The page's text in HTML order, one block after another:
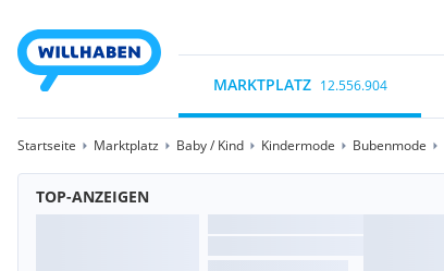
MARKTPLATZ 12.556.904
Startseite Marktplatz Baby / Kind Kindermode Bubenmode
TOP-ANZEIGEN